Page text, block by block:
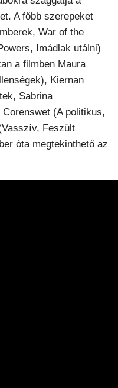
A főbb szerepeket
War of the
Imádlak utálni)
a filmben Maura
Kiernan
Sabrina
(A politikus,
Feszült
óta megtekinthető az